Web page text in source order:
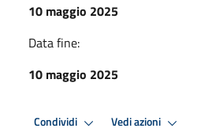
10 maggio 2025
Data fine:
10 maggio 2025
Condividi Vedi azioni